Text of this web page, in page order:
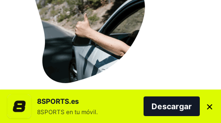
8SPORTS.es
8SPORTS en tu móvil.
Descargar ×